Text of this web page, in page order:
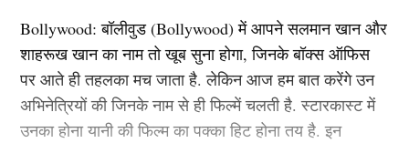
अपने उसी गांव में रिश्ते में लगने वाले पोते के साथ भाग गई। दोनों
ने गोविंद मन्दिर में जाकर शादी रचा ली।
कई समय से दोनों के बीच चल रहा था संबंध
Bollywood:बॉलीवुड (Bollywood)में आपने सलमान खान और
शाहरूख खान का नाम तो खूब सुना होगा, जिनके बॉक्स ऑफिस
पर आते ही तहलका मच जाता है. लेकिन आज हम बात करेंगे उन
अभिनेत्रियों की जिनके नाम से ही फिल्में चलती है. स्टारकास्ट में
उनका होना यानी की फिल्म का पक्का हिट होना तय है. इन